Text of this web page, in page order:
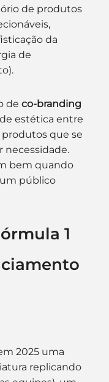
de produtos
da
de
de co-branding
estética entre
produtos que se
necessidade.
bem quando
público
1
2025 uma
replicando